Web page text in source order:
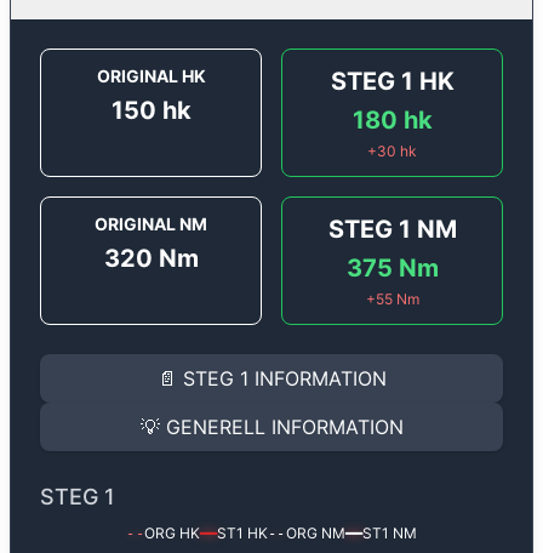
ORIGINAL HK
150 hk
STEG 1 HK
180 hk
+30 hk
ORIGINAL NM
320 Nm
STEG 1 NM
375 Nm
+55Nm
📄 STEG 1 INFORMATION
INFORMATION
Steg 1
Renault Espace 2.2 DCi -
Effekten ökar från150 hktill180 hkoch
(+30 hk & +55 Nm).
Ger mer effekt, högre vridmoment, lägre
Steg 1 mjukvara justerar vi ett antal
💡 GENERELL INFORMATION
✅ All mjukvara är skräddarsydd för din bil
✅ Felsökning inann samt efter optimering
STEG 1
--ORG HK━━ST1 HK--ORG NM━━ST1 NM